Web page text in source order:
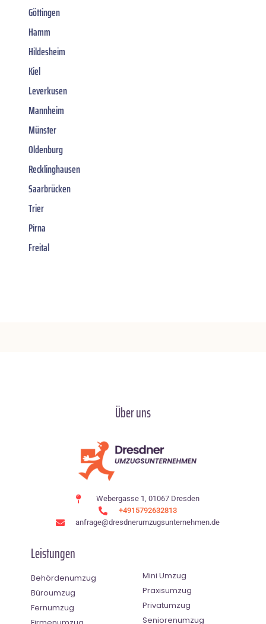
Göttingen
Hamm
Hildesheim
Kiel
Leverkusen
Mannheim
Münster
Oldenburg
Recklinghausen
Saarbrücken
Trier
Pirna
Freital
Über uns
Webergasse 1, 01067 Dresden
+4915792632813
anfrage@dresdnerumzugsunternehmen.de
Leistungen
Behördenumzug
Büroumzug
Fernumzug
Mini Umzug
Praxisumzug
Privatumzug
Seniorenumzug